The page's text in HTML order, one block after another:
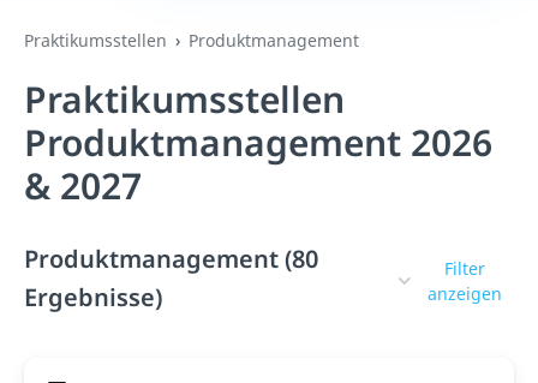
Praktikumsstellen Produktmanagement
Praktikumsstellen
Produktmanagement 2026
& 2027
Produktmanagement (80
Ergebnisse)
Filter
anzeigen